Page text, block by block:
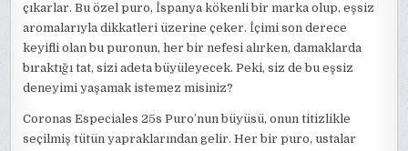
çıkarlar. Bu özel puro, İspanya kökenli bir marka olup, eşsiz
aromalarıyla dikkatleri üzerine çeker. İçimi son derece
keyifli olan bu puronun, her bir nefesi alırken, damaklarda
bıraktığı tat, sizi adeta büyüleyecek. Peki, siz de bu eşsiz
deneyimi yaşamak istemez misiniz?
Coronas Especiales 25s Puro’nun büyüsü, onun titizlikle
seçilmiş tütün yapraklarından gelir. Her bir puro, ustalar